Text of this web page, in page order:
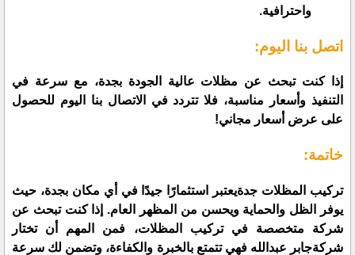
واحترافية.
اتصل بنا اليوم:
إذا كنت تبحث عن مظلات عالية الجودة بجدة، مع سرعة في
التنفيذ وأسعار مناسبة، فلا تتردد في الاتصال بنا اليوم للحصول
على عرض أسعار مجاني!
خاتمة:
تركيب المظلات جدةيعتبر استثمارًا جيدًا في أي مكان بجدة، حيث
يوفر الظل والحماية ويحسن من المظهر العام. إذا كنت تبحث عن
شركة متخصصة في تركيب المظلات، فمن المهم أن تختار
شركةجابر عبدالله فهي تتمتع بالخبرة والكفاءة، وتضمن لك سرعة